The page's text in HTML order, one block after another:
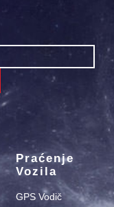
Praćenje
Vozila
GPS Vodič